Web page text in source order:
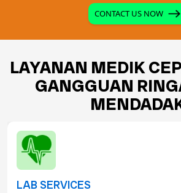
CONTACT US NOW
LAYANAN MEDIK
GANGGUAN
LAB SERVICES